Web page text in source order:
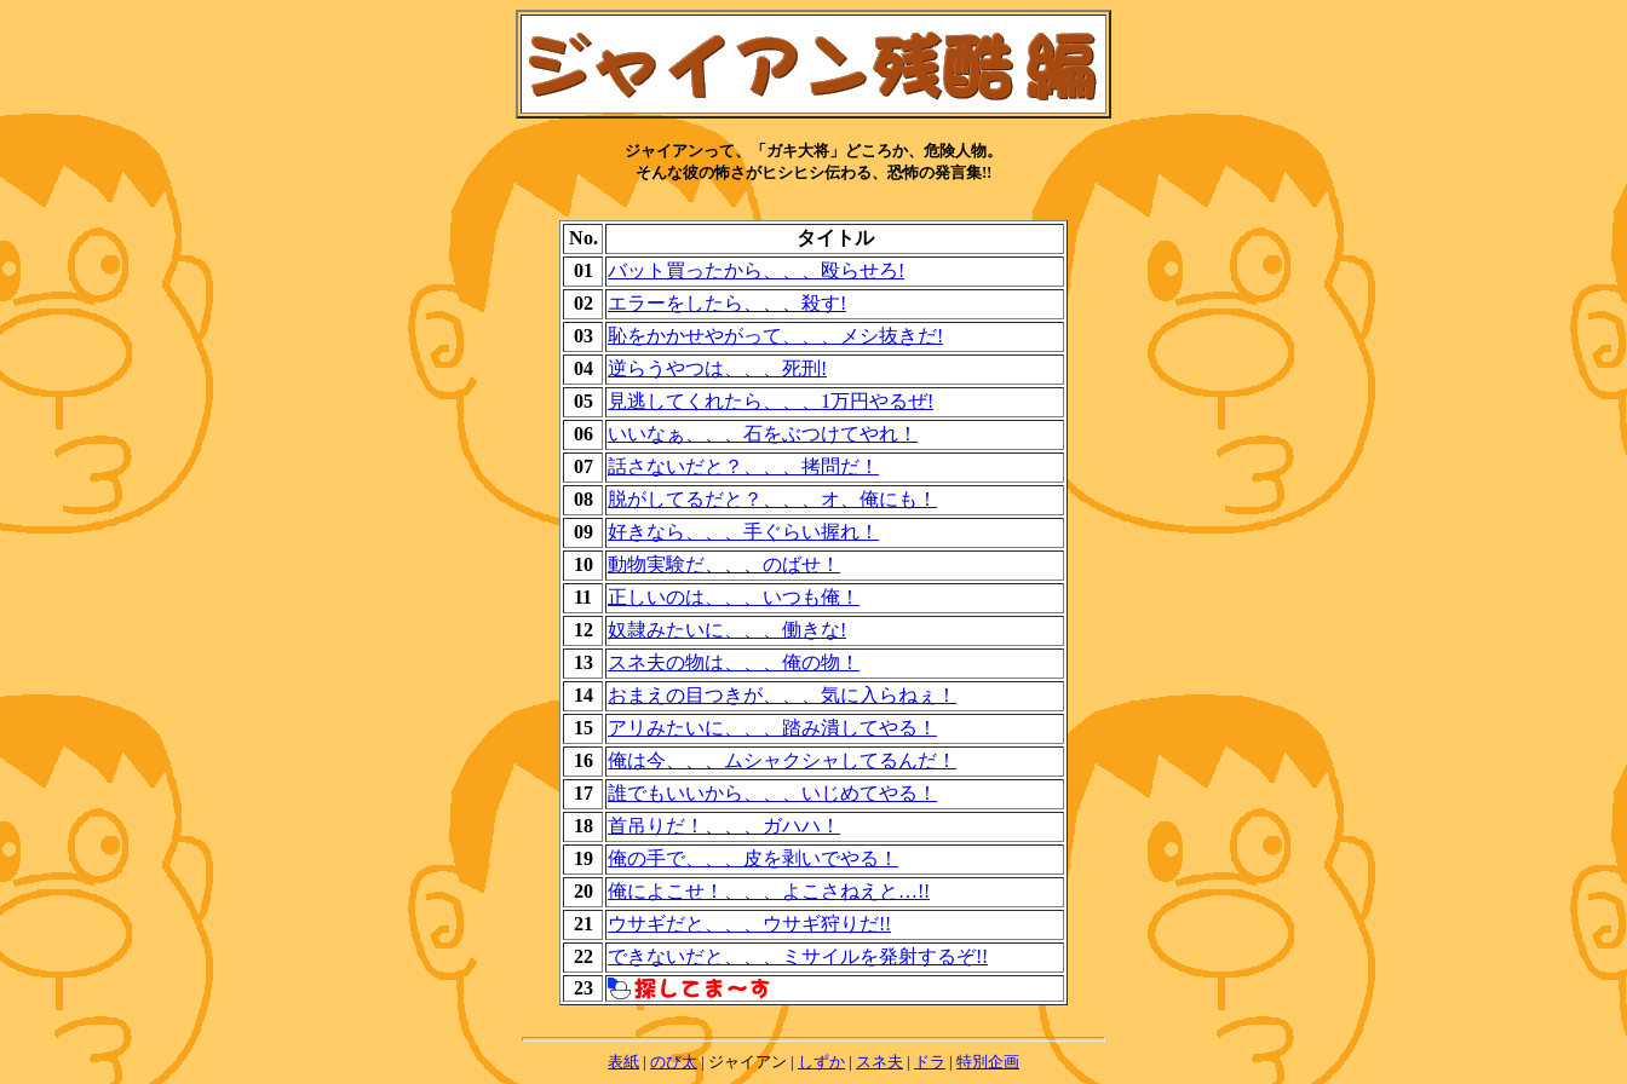
ジャイアンって、「ガキ大将」どころか、危険人物。
そんな彼の怖さがヒシヒシ伝わる、恐怖の発言集!!
No.
タイトル
01
バット買ったから、、、殴らせろ!
02
エラーをしたら、、、殺す!
03
恥をかかせやがって、、、メシ抜きだ!
04
逆らうやつは、、、死刑!
05
見逃してくれたら、、、1万円やるぜ!
06
いいなぁ、、、石をぶつけてやれ！
07
話さないだと？、、、拷問だ！
08
脱がしてるだと？、、、オ、俺にも！
09
好きなら、、、手ぐらい握れ！
10
動物実験だ、、、のばせ！
11
正しいのは、、、いつも俺！
12
奴隷みたいに、、、働きな!
13
スネ夫の物は、、、俺の物！
14
おまえの目つきが、、、気に入らねぇ！
15
アリみたいに、、、踏み潰してやる！
16
俺は今、、、ムシャクシャしてるんだ！
17
誰でもいいから、、、いじめてやる！
18
首吊りだ！、、、ガハハ！
19
俺の手で、、、皮を剥いでやる！
20
俺によこせ！、、、よこさねえと…!!
21
ウサギだと、、、ウサギ狩りだ!!
22
できないだと、、、ミサイルを発射するぞ!!
23
表紙 | のび太| ジャイアン | しずか | スネ夫 | ドラ | 特別企画